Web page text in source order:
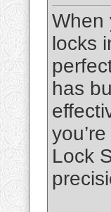
When
locks
has
Lock